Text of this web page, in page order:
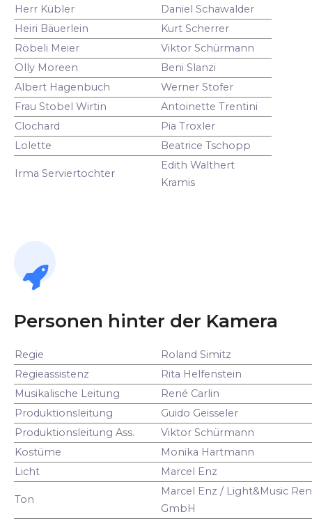
Herr Kübler
Daniel Schawalder
Heiri Bäuerlein
Kurt Scherrer
Röbeli Meier
Viktor Schürmann
Olly Moreen
Beni Slanzi
Albert Hagenbuch
Werner Stofer
Frau Stobel Wirtin
Antoinette Trentini
Clochard
Pia Troxler
Lolette
Beatrice Tschopp
Irma Serviertochter
Edith Walthert
Kramis
Personen hinter der Kamera
Regie
Roland Simitz
Regieassistenz
Rita Helfenstein
Musikalische Leitung
René Carlin
Produktionsleitung
Guido Geisseler
Produktionsleitung Ass.
Viktor Schürmann
Kostüme
Monika Hartmann
Licht
Marcel Enz
Ton
Marcel Enz / Light&Music
GmbH